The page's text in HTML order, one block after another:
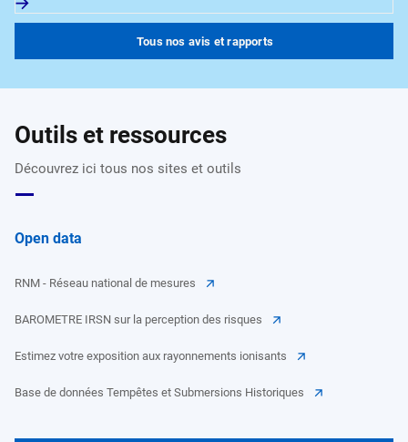
Tous nos avis et rapports
Outils et ressources
Découvrez ici tous nos sites et outils
Open data
RNM - Réseau national de mesures
BAROMETRE IRSN sur la perception des risques
Estimez votre exposition aux rayonnements ionisants
Base de données Tempêtes et Submersions Historiques